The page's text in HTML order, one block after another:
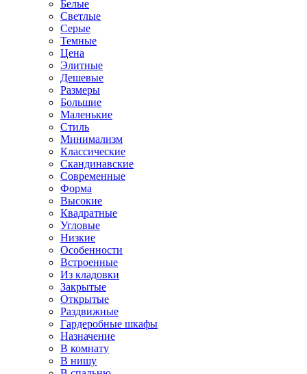
Белые
Светлые
Серые
Темные
Цена
Элитные
Дешевые
Размеры
Большие
Маленькие
Стиль
Минимализм
Классические
Скандинавские
Современные
Форма
Высокие
Квадратные
Угловые
Низкие
Особенности
Встроенные
Из кладовки
Закрытые
Открытые
Раздвижные
Гардеробные шкафы
Назначение
В комнату
В нишу